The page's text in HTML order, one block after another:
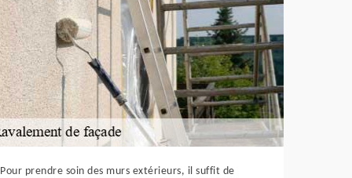
Pour prendre soin des murs extérieurs, il suffit de